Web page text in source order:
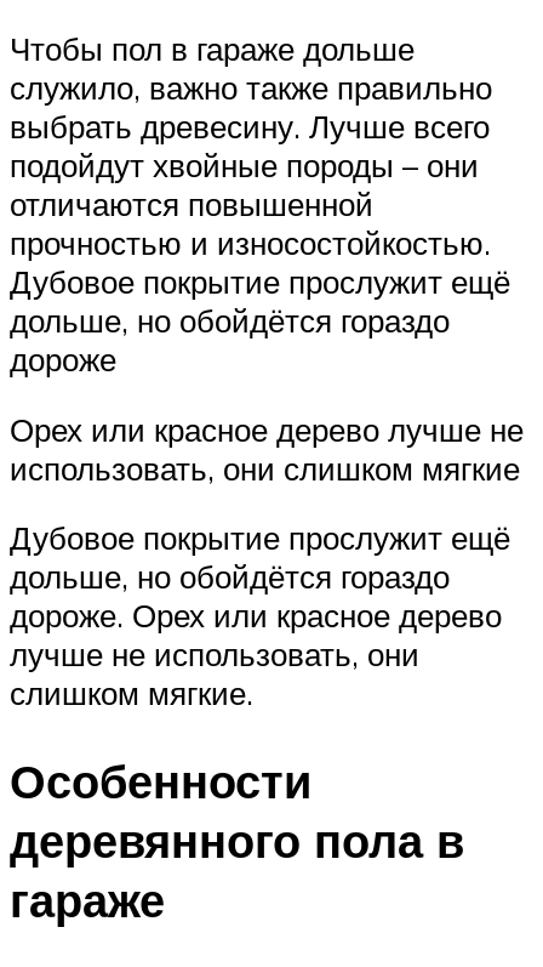
Чтобы пол в гараже дольше
служило, важно также правильно
выбрать древесину. Лучше всего
подойдут хвойные породы – они
отличаются повышенной
прочностью и износостойкостью.
Дубовое покрытие прослужит ещё
дольше, но обойдётся гораздо
дороже
Орех или красное дерево лучше не
использовать, они слишком мягкие
Дубовое покрытие прослужит ещё
дольше, но обойдётся гораздо
дороже. Орех или красное дерево
лучше не использовать, они
слишком мягкие.
Особенности
деревянного пола в
гараже